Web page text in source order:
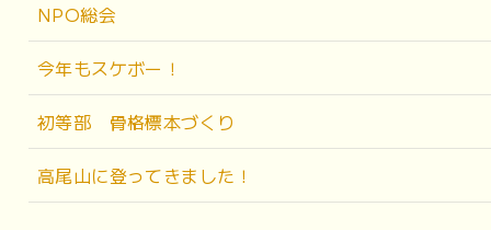
NPO総会
今年もスケボー！
初等部 骨格標本づくり
高尾山に登ってきました！